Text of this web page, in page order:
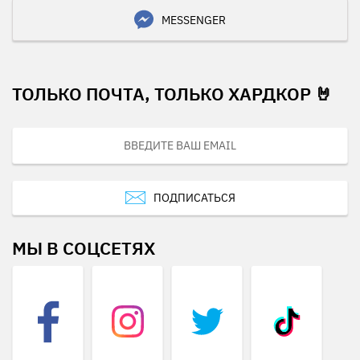
MESSENGER
ТОЛЬКО ПОЧТА, ТОЛЬКО ХАРДКОР 🤘
ПОДПИСАТЬСЯ
МЫ В СОЦСЕТЯХ